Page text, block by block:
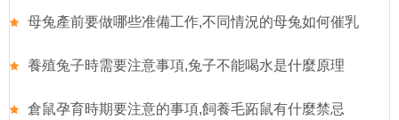
母兔產前要做哪些准備工作,不同情況的母兔如何催乳
養殖兔子時需要注意事項,兔子不能喝水是什麼原理
倉鼠孕育時期要注意的事項,飼養毛跖鼠有什麼禁忌